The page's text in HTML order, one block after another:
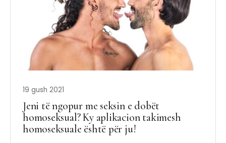
19 gush 2021
Jeni të ngopur me seksin e dobët
homoseksual? Ky aplikacion takimesh
homoseksuale është për ju!